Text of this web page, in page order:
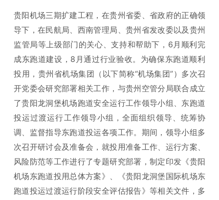
贵阳机场三期扩建工程，在贵州省委、省政府的正确领
导下，在民航局、西南管理局、贵州省发改委以及贵州
监管局等上级部门的关心、支持和帮助下，6月顺利完
成东跑道建设，8月通过行业验收。为确保东跑道顺利
投用，贵州省机场集团（以下简称“机场集团”）多次召
开党委会研究部署相关工作，与贵州空管分局联合成立
了贵阳龙洞堡机场跑道安全运行工作领导小组、东跑道
投运过渡运行工作领导小组，全面组织领导、统筹协
调、监督指导东跑道投运各项工作。期间，领导小组多
次召开研讨会及准备会，就投用准备工作、运行方案、
风险防范等工作进行了专题研究部署，制定印发《贵阳
机场东跑道投用总体方案》、《贵阳龙洞堡国际机场东
跑道投运过渡运行阶段安全评估报告》等相关文件，多